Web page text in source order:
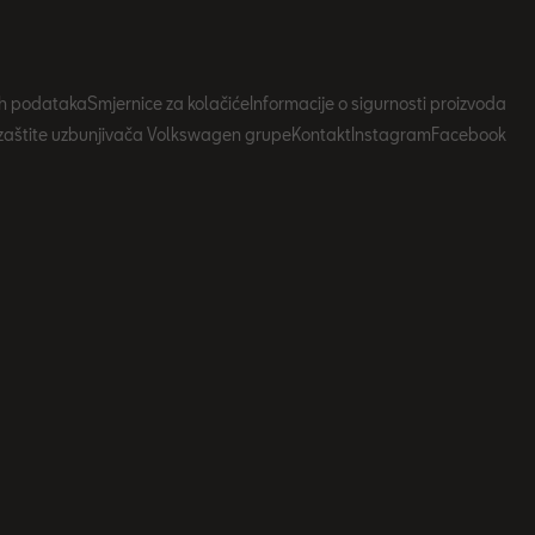
podatakaSmjernice za kolačiće Informacije o sigurnosti proizvoda
uzbunjivača Volkswagen grupeKontakt InstagramFacebook